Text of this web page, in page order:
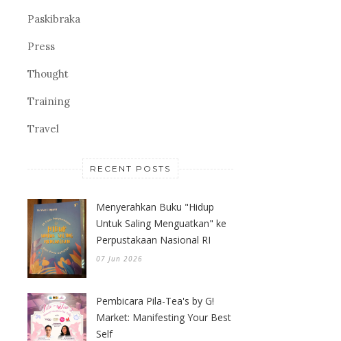
Paskibraka
Press
Thought
Training
Travel
RECENT POSTS
Menyerahkan Buku "Hidup
Untuk Saling Menguatkan" ke
Perpustakaan Nasional RI
07 Jun 2026
Pembicara Pila-Tea's by G!
Market: Manifesting Your Best
Self